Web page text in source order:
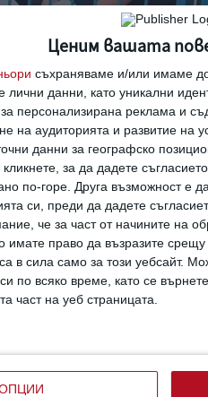
Ценим вашата
съхраняваме и/или имаме
лични данни, като уникални
за персонализирана реклама и
на аудиторията и развитие на
данни за географско
за да дадете
по-горе. Друга възможност е
си, преди да дадете
че за част от начините на
имате право да възразите
в сила само за този уебсайт.
по всяко време, като се
част на уеб страницата.